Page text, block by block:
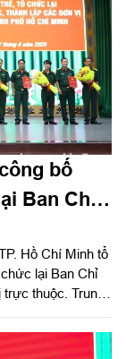
bố
Ban Chỉ
vị trực
Hồ Chí Minh tổ
lại Ban Chỉ
thuộc. Trung
ủy, Tư lệnh
Văn Điền, Ủy